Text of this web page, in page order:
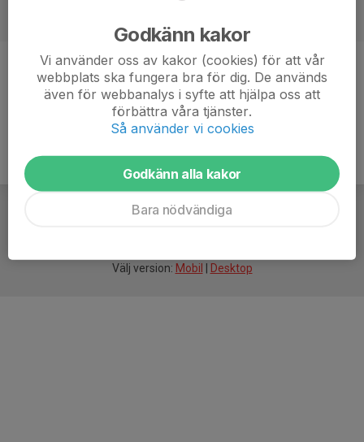
Ålder 15 år
Välj version: Mobil Desktop
Godkänn kakor
Vi använder oss av kakor (cookies) för att vår
webbplats ska fungera bra för dig. De används
även för webbanalys i syfte att hjälpa oss att
förbättra våra tjänster.
Så använder vi cookies
Godkänn alla kakor
Bara nödvändiga